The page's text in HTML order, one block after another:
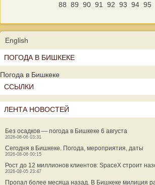
88 89 90 91 92 93 94 95
English
ПОГОДА В БИШКЕКЕ
Погода в Бишкеке
ССЫЛКИ
ЛЕНТА НОВОСТЕЙ
Без осадков — погода в Бишкеке 6 августа
2026-08-06 03:31
Сегодня в Бишкеке. Погода, мероприятия, даты
2026-08-06 00:15
Рост до 12 миллионов клиентов: SpaceX строит
2026-08-05 23:47
Пропал более месяца назад. В Бишкеке милиция